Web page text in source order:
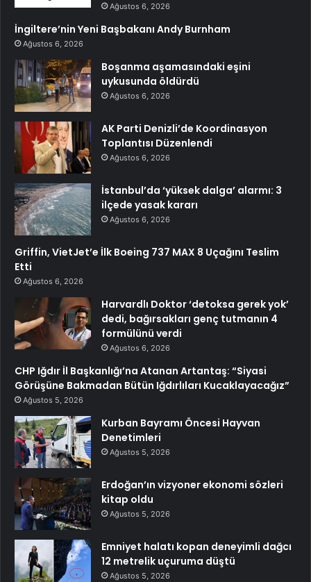
Ağustos 6, 2026
İngiltere’nin Yeni Başbakanı Andy Burnham
Ağustos 6, 2026
Boşanma aşamasındaki eşini
uykusunda öldürdü
Ağustos 6, 2026
AK Parti Denizli’de Koordinasyon
Toplantısı Düzenlendi
Ağustos 6, 2026
İstanbul’da ‘yüksek dalga’ alarmı: 3
ilçede yasak kararı
Ağustos 6, 2026
Griffin, VietJet’e İlk Boeing 737 MAX 8 Uçağını Teslim
Etti
Ağustos 6, 2026
Harvardlı Doktor ‘detoksa gerek yok’
dedi, bağırsakları genç tutmanın 4
formülünü verdi
Ağustos 6, 2026
CHP Iğdır İl Başkanlığı’na Atanan Artantaş: “Siyasi
Görüşüne Bakmadan Bütün Iğdırlıları Kucaklayacağız”
Ağustos 5, 2026
Kurban Bayramı Öncesi Hayvan
Denetimleri
Ağustos 5, 2026
Erdoğan’ın vizyoner ekonomi sözleri
kitap oldu
Ağustos 5, 2026
Emniyet halatı kopan deneyimli dağcı
12 metrelik uçuruma düştü
Ağustos 5, 2026